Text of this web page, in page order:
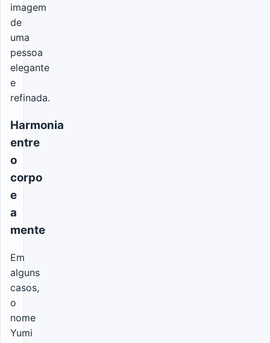
imagem
de
uma
pessoa
elegante
e
refinada.
Harmonia
entre
o
corpo
e
a
mente
Em
alguns
casos,
o
nome
Yumi